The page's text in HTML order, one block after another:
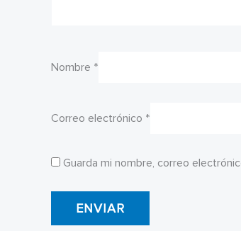
Nombre *
Correo electrónico *
Guarda mi nombre, correo